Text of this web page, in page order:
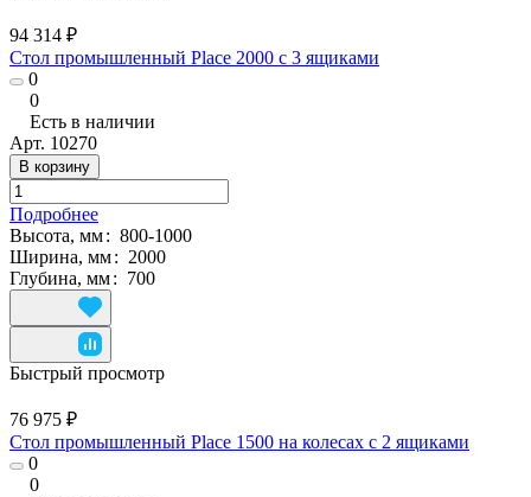
94 314 ₽
Стол промышленный Place 2000 с 3 ящиками
0
0
Есть в наличии
Арт. 10270
В корзину
Подробнее
Высота, мм: 800-1000
Ширина, мм: 2000
Глубина, мм: 700
Быстрый просмотр
76 975 ₽
Стол промышленный Place 1500 на колесах с 2 ящиками
0
0